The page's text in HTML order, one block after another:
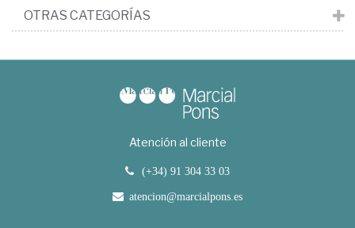
OTRAS CATEGORÍAS
Atención al cliente
(+34) 91 304 33 03
atencion@marcialpons.es